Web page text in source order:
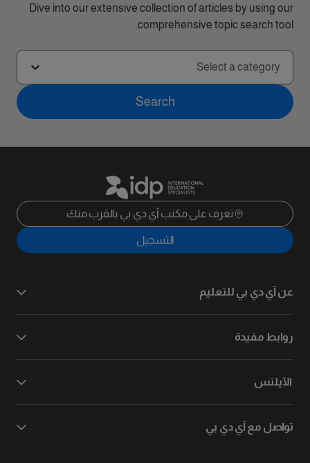
Dive into our extensive collection of articles by using our
comprehensive topic search tool.
Select a category
Search
تعرف على مكتب آي دي بي بالقرب منك
التسجيل
عن آي دي بي للتعليم
روابط مفيدة
الآيلتس
تواصل مع آي دي بي